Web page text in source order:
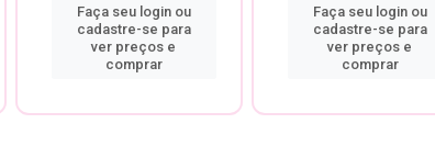
Faça seu login ou
cadastre-se para
ver preços e
comprar
Faça seu login ou
cadastre-se para
ver preços e
comprar